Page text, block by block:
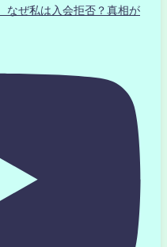
ぜ私は入会拒否？真相が